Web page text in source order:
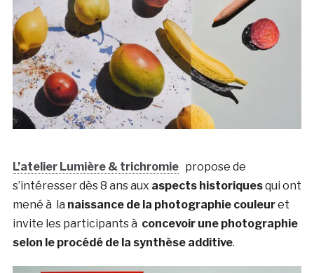
L’atelier Lumière & trichromiepropose de
s’intéresser dès 8 ans aux aspects historiquesqui ont
mené à la naissance de la photographie couleuret
invite les participants à concevoir une photographie
selon le procédé de la synthèse additive.